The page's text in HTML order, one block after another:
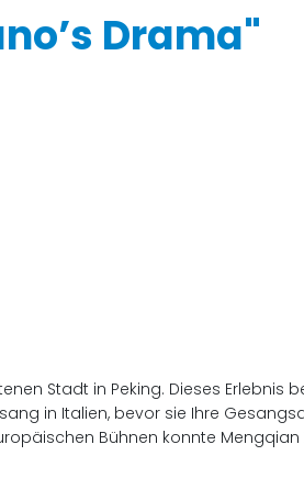
Drama"
Stadt in Peking. Dieses
in Italien, bevor sie Ihre
Bühnen konnte Mengqian